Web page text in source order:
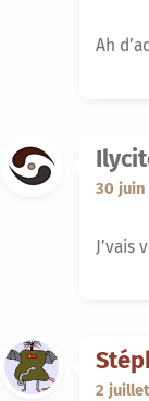
Ah
30 juin
J’vais
2